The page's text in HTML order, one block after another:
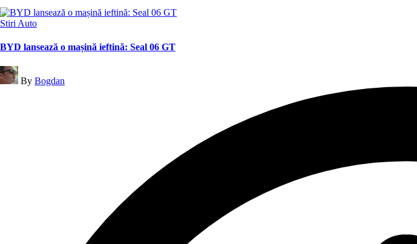
Posted
Stiri Auto
BYD lansează o mașină ieftină: Seal 06 GT
Posted
by
By Bogdan